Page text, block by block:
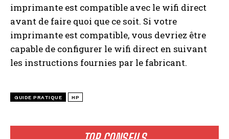
imprimante est compatible avec le wifi direct
avant de faire quoi que ce soit. Si votre
imprimante est compatible, vous devriez être
capable de configurer le wifi direct en suivant
les instructions fournies par le fabricant.
GUIDE PRATIQUE HP